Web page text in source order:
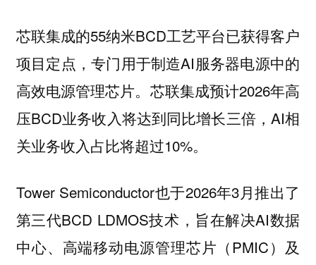
芯联集成的55纳米BCD工艺平台已获得客户
项目定点，专门用于制造AI服务器电源中的
高效电源管理芯片。芯联集成预计2026年高
压BCD业务收入将达到同比增长三倍，AI相
关业务收入占比将超过10%。
Tower Semiconductor也于2026年3月推出了
第三代BCD LDMOS技术，旨在解决AI数据
中心、高端移动电源管理芯片（PMIC）及